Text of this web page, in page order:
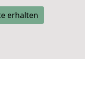
erhalten